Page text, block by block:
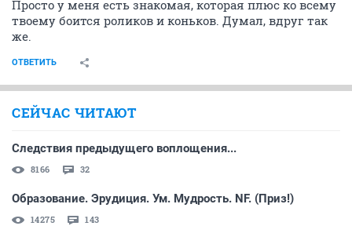
Просто у меня есть знакомая, которая плюс ко всему
твоему боится роликов и коньков. Думал, вдруг так
же.
ОТВЕТИТЬ
СЕЙЧАС ЧИТАЮТ
Следствия предыдущего воплощения...
8166 32
Образование. Эрудиция. Ум. Мудрость. NF. (Приз!)
14275 143